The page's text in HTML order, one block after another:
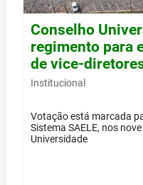
Conselho
regimento para
de vice-
Institucional
Votação está marcada
Sistema SAELE, nos
Universidade